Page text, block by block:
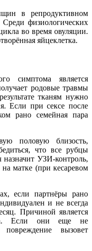
в репродуктивном
физиологических
во время овуляции.
яйцеклетка.
симптома является
родовые травмы
тканям нужно
Если при сексе после
рано семейная пара
половую близость,
что все рубцы
назначит УЗИ-контроль,
матке (при кесаревом
если партнёры рано
и не всегда
Причиной является
Если они еще не
повреждение вызовет